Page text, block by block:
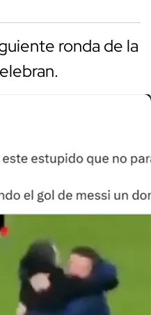
ronda de la